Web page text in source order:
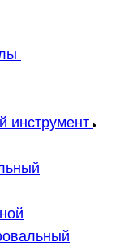
инструмент